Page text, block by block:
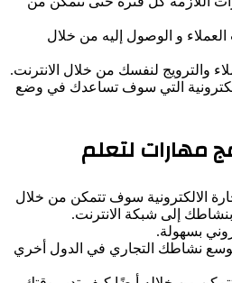
و الوصول إليه من خلال
والترويج لنفسك من خلال الانترنت.
التي سوف تساعدك في وضع
مهارات لتعلم
الالكترونية سوف تتمكن من خلال
بنشاطك إلى شبكة الانترنت.
بسهولة.
نشاطك التجاري في الدول أخري